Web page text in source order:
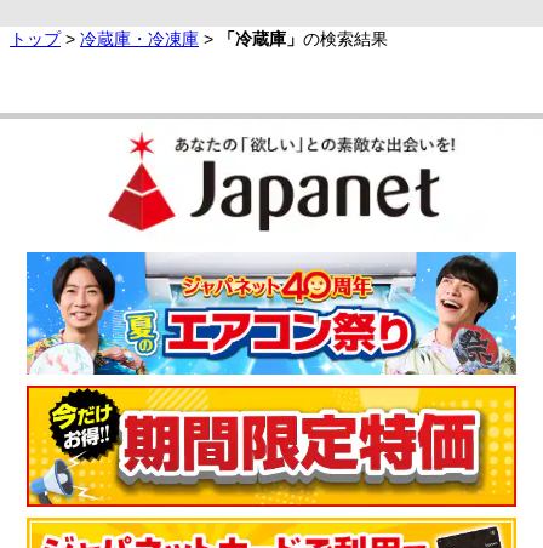
トップ> 冷蔵庫・冷凍庫 > 「冷蔵庫」 の検索結果